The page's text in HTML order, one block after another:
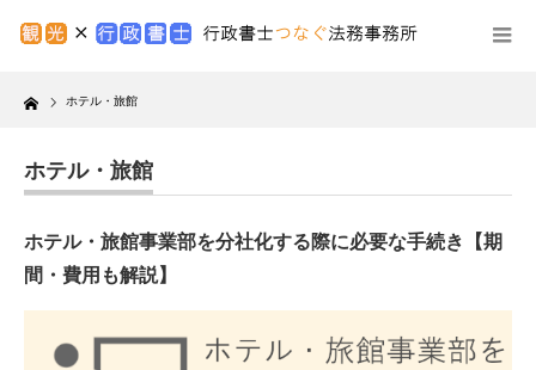
Home ホテル・旅館
ホテル・旅館
ホテル・旅館事業部を分社化する際に必要な手続き【期
間・費用も解説】